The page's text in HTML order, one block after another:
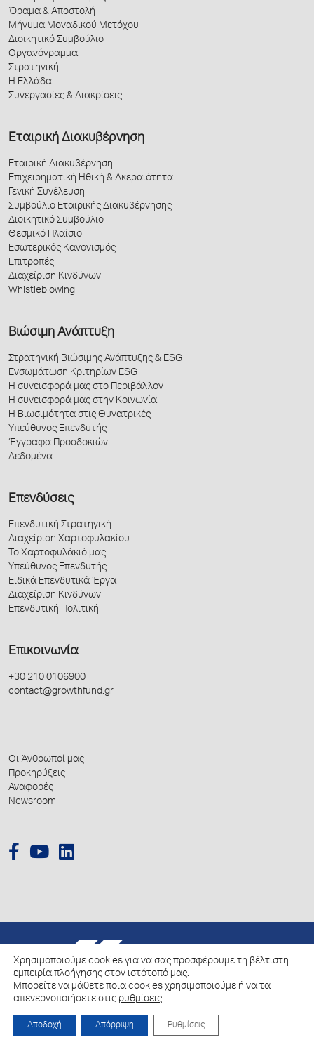
Όραμα & Αποστολή
Μήνυμα Μοναδικού Μετόχου
Διοικητικό Συμβούλιο
Οργανόγραμμα
Στρατηγική
Η Ελλάδα
Συνεργασίες & Διακρίσεις
Εταιρική Διακυβέρνηση
Εταιρική Διακυβέρνηση
Επιχειρηματική Ηθική & Ακεραιότητα
Γενική Συνέλευση
Συμβούλιο Εταιρικής Διακυβέρνησης
Διοικητικό Συμβούλιο
Θεσμικό Πλαίσιο
Εσωτερικός Κανονισμός
Επιτροπές
Διαχείριση Κινδύνων
Whistleblowing
Βιώσιμη Ανάπτυξη
Στρατηγική Βιώσιμης Ανάπτυξης & ESG
Ενσωμάτωση Κριτηρίων ESG
Η συνεισφορά μας στο Περιβάλλον
Η συνεισφορά μας στην Κοινωνία
Η Βιωσιμότητα στις Θυγατρικές
Υπεύθυνος Επενδυτής
Έγγραφα Προσδοκιών
Δεδομένα
Επενδύσεις
Επενδυτική Στρατηγική
Διαχείριση Χαρτοφυλακίου
Το Χαρτοφυλάκιό μας
Υπεύθυνος Επενδυτής
Ειδικά Επενδυτικά Έργα
Διαχείριση Κινδύνων
Επενδυτική Πολιτική
Επικοινωνία
+30 210 0106900
contact@growthfund.gr
Οι Άνθρωποί μας
Προκηρύξεις
Αναφορές
Newsroom
© 2026 Hellenic Growth Fund.
Πολιτική για την επεξεργασία των Δεδομένων Προσωπικού Χαρακτήρα
Πολιτική Cookies
Χρησιμοποιούμε cookies για να σας προσφέρουμε τη βέλτιστη
εμπειρία πλοήγησης στον ιστότοπό μας.
Μπορείτε να μάθετε ποια cookies χρησιμοποιούμε ή να τα
απενεργοποιήσετε στις ρυθμίσεις.
Αποδοχή Απόρριψη Ρυθμίσεις